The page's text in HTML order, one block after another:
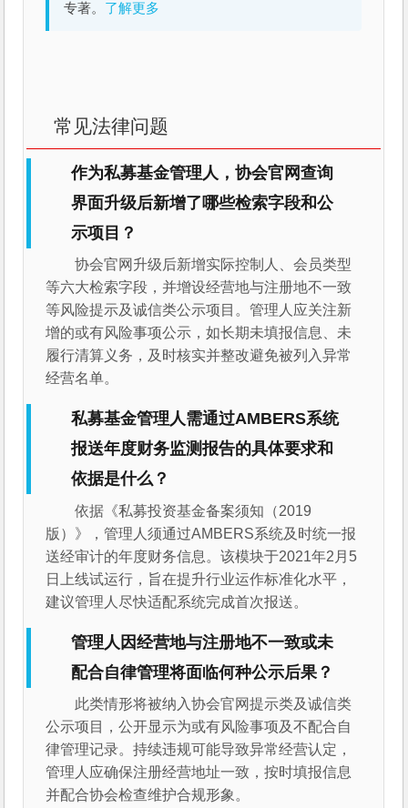
专著。 了解更多
常见法律问题
作为私募基金管理人，协会官网查询
界面升级后新增了哪些检索字段和公
示项目？
协会官网升级后新增实际控制人、会员类型
等六大检索字段，并增设经营地与注册地不一致
等风险提示及诚信类公示项目。管理人应关注新
增的或有风险事项公示，如长期未填报信息、未
履行清算义务，及时核实并整改避免被列入异常
经营名单。
私募基金管理人需通过AMBERS系统
报送年度财务监测报告的具体要求和
依据是什么？
依据《私募投资基金备案须知（2019
版）》，管理人须通过AMBERS系统及时统一报
送经审计的年度财务信息。该模块于2021年2月5
日上线试运行，旨在提升行业运作标准化水平，
建议管理人尽快适配系统完成首次报送。
管理人因经营地与注册地不一致或未
配合自律管理将面临何种公示后果？
此类情形将被纳入协会官网提示类及诚信类
公示项目，公开显示为或有风险事项及不配合自
律管理记录。持续违规可能导致异常经营认定，
管理人应确保注册经营地址一致，按时填报信息
并配合协会检查维护合规形象。